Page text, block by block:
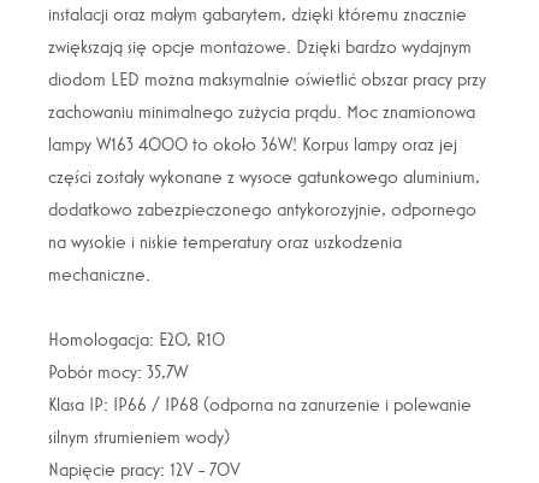
instalacji oraz małym gabarytem, dzięki któremu znacznie
zwiększają się opcje montażowe. Dzięki bardzo wydajnym
diodom LED można maksymalnie oświetlić obszar pracy przy
zachowaniu minimalnego zużycia prądu. Moc znamionowa
lampy W163 4000 to około 36W! Korpus lampy oraz jej
części zostały wykonane z wysoce gatunkowego aluminium,
dodatkowo zabezpieczonego antykorozyjnie, odpornego
na wysokie i niskie temperatury oraz uszkodzenia
mechaniczne.
Homologacja: E20, R10
Pobór mocy: 35,7W
Klasa IP: IP66 / IP68 (odporna na zanurzenie i polewanie
silnym strumieniem wody)
Napięcie pracy: 12V - 70V